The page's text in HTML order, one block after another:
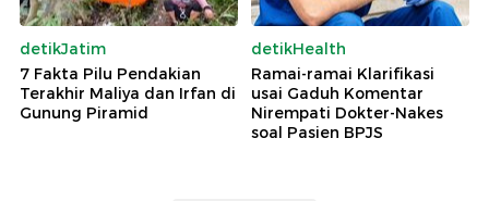
detikJatim
7 Fakta Pilu Pendakian
Terakhir Maliya dan Irfan di
Gunung Piramid
detikHealth
Ramai-ramai Klarifikasi
usai Gaduh Komentar
Nirempati Dokter-Nakes
soal Pasien BPJS